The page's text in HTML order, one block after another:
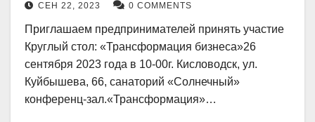
СЕН 22, 2023 0 COMMENTS
Приглашаем предпринимателей принять участие
Круглый стол: «Трансформация бизнеса»26
сентября 2023 года в 10-00г. Кисловодск, ул.
Куйбышева, 66, санаторий «Солнечный»
конференц-зал.«Трансформация»…